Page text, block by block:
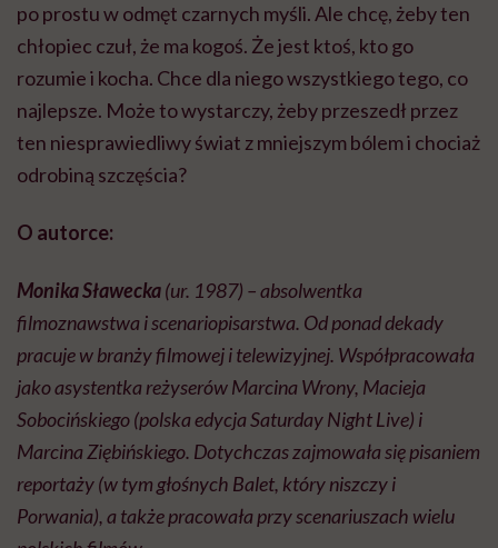
po prostu w odmęt czarnych myśli. Ale chcę, żeby ten
chłopiec czuł, że ma kogoś. Że jest ktoś, kto go
rozumie i kocha. Chce dla niego wszystkiego tego, co
najlepsze. Może to wystarczy, żeby przeszedł przez
ten niesprawiedliwy świat z mniejszym bólem i chociaż
odrobiną szczęścia?
O autorce:
Monika Sławecka(ur. 1987) – absolwentka
filmoznawstwa i scenariopisarstwa. Od ponad dekady
pracuje w branży filmowej i telewizyjnej. Współpracowała
jako asystentka reżyserów Marcina Wrony, Macieja
Sobocińskiego (polska edycja Saturday Night Live) i
Marcina Ziębińskiego. Dotychczas zajmowała się pisaniem
reportaży (w tym głośnych Balet, który niszczy i
Porwania), a także pracowała przy scenariuszach wielu